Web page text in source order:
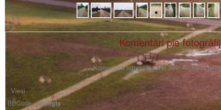
Komentāri pie
Komentāra fotogrāfijai vēl nav. Atstājiet
BBCode -izslēgts